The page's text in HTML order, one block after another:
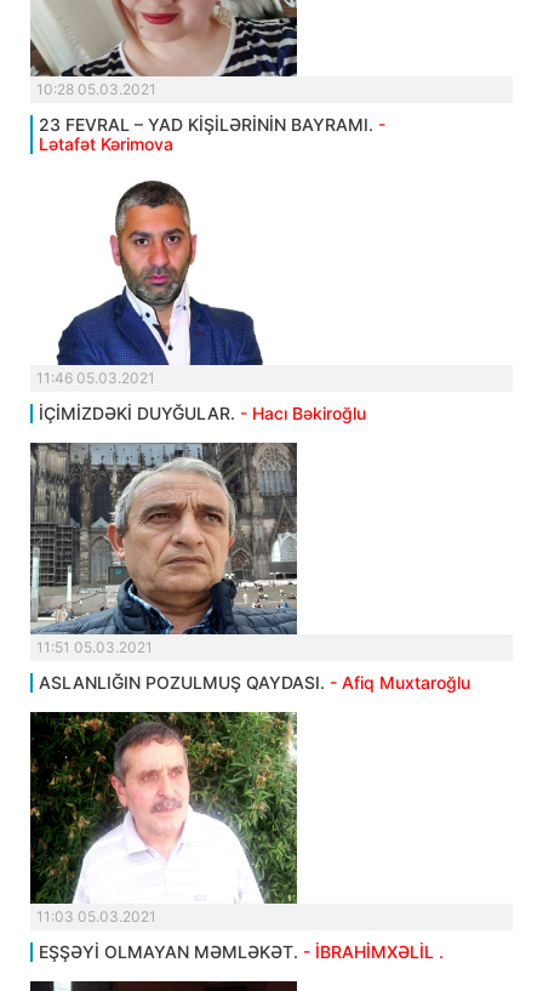
10:28 05.03.2021
23 FEVRAL – YAD KİŞİLƏRİNİN BAYRAMI. -
Lətafət Kərimova
11:46 05.03.2021
İÇİMİZDƏKİ DUYĞULAR. - Hacı Bəkiroğlu
11:51 05.03.2021
ASLANLIĞIN POZULMUŞ QAYDASI. - Afiq Muxtaroğlu
11:03 05.03.2021
EŞŞƏYİ OLMAYAN MƏMLƏKƏT. - İBRAHİMXƏLİL .